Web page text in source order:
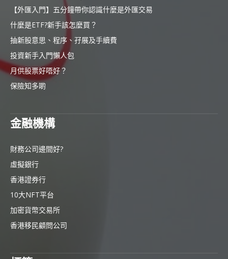
【外匯入門】五分鐘帶你認識什麼是外匯交易
什麼是ETF?新手該怎麼買？
抽新股意思、程序、孖展及手續費
投資新手入門懶人包
月供股票好唔好？
保險知多啲
金融機構
財務公司邊間好?
虛擬銀行
香港證券行
10大NFT平台
加密貨幣交易所
香港移民顧問公司